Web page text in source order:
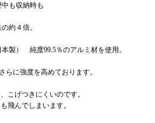
も収納時も
約４倍。
製） 純度99.5％のアルミ材を使用。
に強度を高めております。
こげつきにくいのです。
飛んでしまいます。